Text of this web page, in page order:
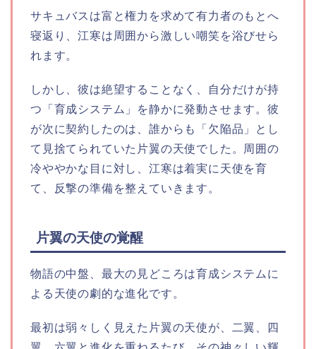
サキュバスは富と権力を求めて有力者のもとへ
寝返り、江寒は周囲から激しい嘲笑を浴びせら
れます。
しかし、彼は絶望することなく、自分だけが持
つ「育成システム」を静かに発動させます。彼
が次に契約したのは、誰からも「欠陥品」とし
て見捨てられていた片翼の天使でした。周囲の
冷ややかな目に対し、江寒は着実に天使を育
て、反撃の準備を整えていきます。
片翼の天使の覚醒
物語の中盤、最大の見どころは育成システムに
よる天使の劇的な進化です。
最初は弱々しく見えた片翼の天使が、二翼、四